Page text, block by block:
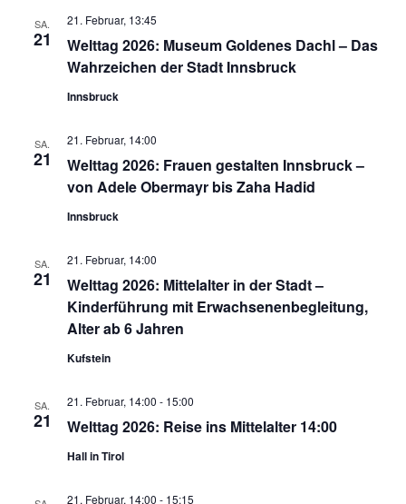
SA.
21
Welttag 2026: Museum Goldenes Dachl – Das
Wahrzeichen der Stadt Innsbruck
21. Februar, 13:45
Innsbruck
SA.
21
Welttag 2026: Frauen gestalten Innsbruck –
von Adele Obermayr bis Zaha Hadid
21. Februar, 14:00
Innsbruck
SA.
21
Welttag 2026: Mittelalter in der Stadt –
Kinderführung mit Erwachsenenbegleitung,
Alter ab 6 Jahren
21. Februar, 14:00
Kufstein
SA.
21 Welttag 2026: Reise ins Mittelalter 14:00
21. Februar, 14:00 - 15:00
Hall in Tirol
21. Februar, 14:00 - 15:15